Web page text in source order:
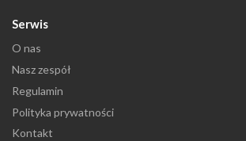
Serwis
O nas
Nasz zespół
Regulamin
Polityka prywatności
Kontakt